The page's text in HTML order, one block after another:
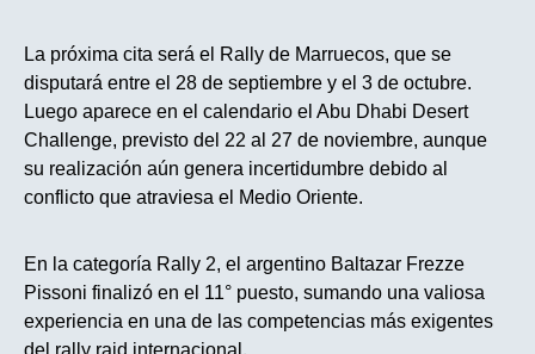
La próxima cita será el Rally de Marruecos, que se
disputará entre el 28 de septiembre y el 3 de octubre.
Luego aparece en el calendario el Abu Dhabi Desert
Challenge, previsto del 22 al 27 de noviembre, aunque
su realización aún genera incertidumbre debido al
conflicto que atraviesa el Medio Oriente.
En la categoría Rally 2, el argentino Baltazar Frezze
Pissoni finalizó en el 11° puesto, sumando una valiosa
experiencia en una de las competencias más exigentes
del rally raid internacional.